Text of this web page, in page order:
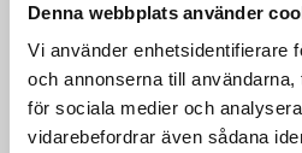
Denna webbplats använder
Vi använder enhetsidentifierare
och annonserna till
för sociala medier och
vidarebefordrar även sådana
Teknisk information